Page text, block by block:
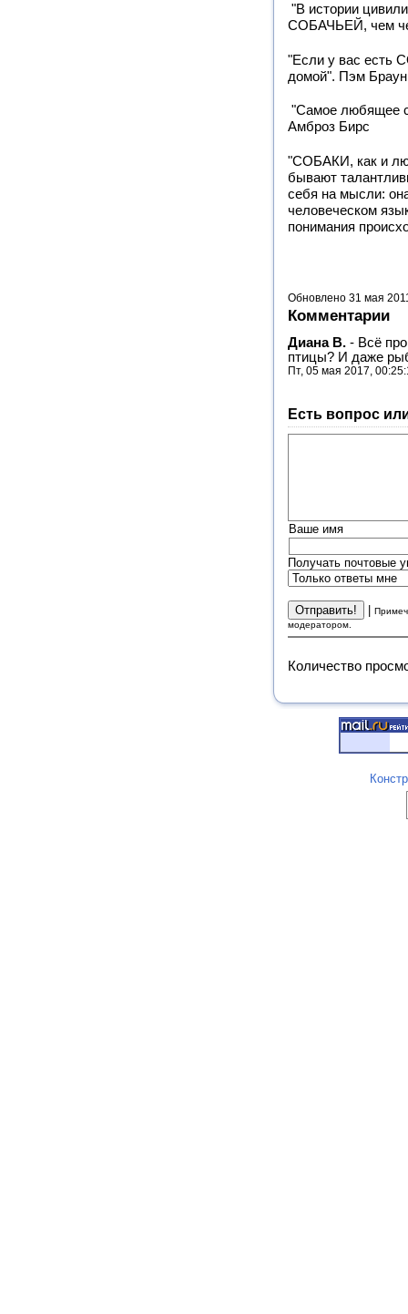
"В истории
СОБАЧЬЕЙ, чем
"Если у вас есть
домой". Пэм Браун
"Самое любящее
Амброз Бирс
"СОБАКИ, как и
бывают
себя на мысли:
человеческом
понимания
Обновлено 31 мая
Комментарии
Диана В. - Всё
птицы? И даже
Пт, 05 мая 2017,
Есть вопрос
Ваше имя
Получать почтовые
модератором.
Количество